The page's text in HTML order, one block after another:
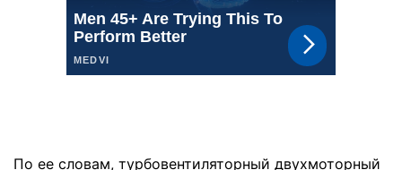
По ее словам, турбовентиляторный двухмоторный